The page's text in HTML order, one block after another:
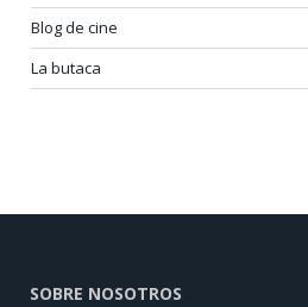
Blog de cine
La butaca
SOBRE NOSOTROS